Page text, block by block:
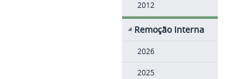
2012
Remoção Interna
2026
2025